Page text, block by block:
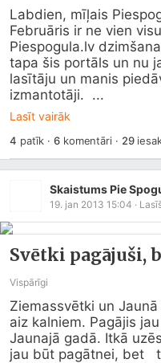
Labdien, mīļais
Piespogula.lv
tapa šis portāls un nu
lasītāju un manis
izmantotāji.  ...
Lasīt vairāk
4 patīk ·6komentāri · 29
Skaistums Pie
19. jan 2013 15:04 ·
Svētki pagājuši,
Vispārīgi
Ziemassvētki un
aiz kalniem. Pagājis
Jaunajā gadā. Itkā
jau būt pagātnei, bet